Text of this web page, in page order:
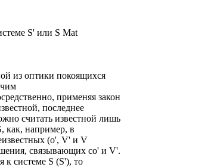
S' или S Mat
из оптики покоящихся
применяя закон
последнее
считать известной лишь
как, например, в
(o', V' и V
связывающих со' и V'.
к системе S (S'), то